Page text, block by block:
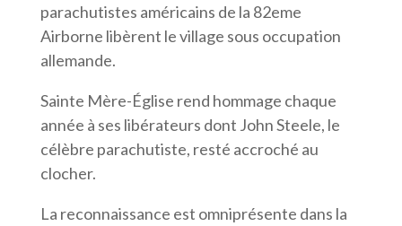
parachutistes américains de la 82eme
Airborne libèrent le village sous occupation
allemande.
Sainte Mère-Église rend hommage chaque
année à ses libérateurs dont John Steele, le
célèbre parachutiste, resté accroché au
clocher.
La reconnaissance est omniprésente dans la